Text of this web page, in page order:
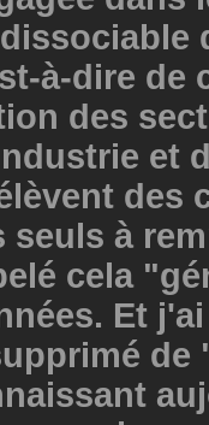
à-dire de
des
et
des
seuls à
cela
Et
de